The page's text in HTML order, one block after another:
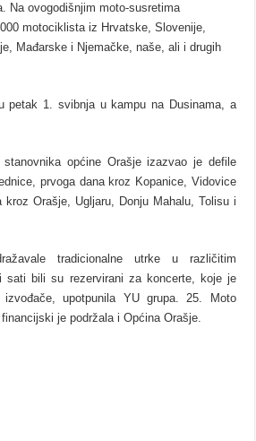
Na ovogodišnjim moto-susretima
motociklista iz Hrvatske, Slovenije,
Mađarske i Njemačke, naše, ali i drugih
petak 1. svibnja u kampu na Dusinama, a
stanovnika općine Orašje izazvao je defile
prvoga dana kroz Kopanice, Vidovice
kroz Orašje, Ugljaru, Donju Mahalu, Tolisu i
tradicionalne utrke u različitim
sati bili su rezervirani za koncerte, koje je
upotpunila YU grupa. 25. Moto
je podržala i Općina Orašje.